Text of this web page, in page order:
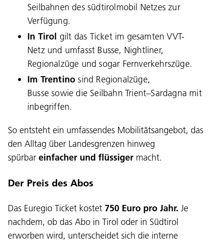
Seilbahnen des südtirolmobil Netzes zur
Verfügung.
In Tirol gilt das Ticket im gesamten VVT-
Netz und umfasst Busse, Nightliner,
Regionalzüge und sogar Fernverkehrszüge.
Im Trentino sind Regionalzüge,
Busse sowie die Seilbahn Trient–Sardagna mit
inbegriffen.
So entsteht ein umfassendes Mobilitätsangebot, das
den Alltag über Landesgrenzen hinweg
spürbar einfacher und flüssiger macht.
Der Preis des Abos
Das Euregio Ticket kostet 750 Euro pro Jahr. Je
nachdem, ob das Abo in Tirol oder in Südtirol
erworben wird, unterscheidet sich die interne